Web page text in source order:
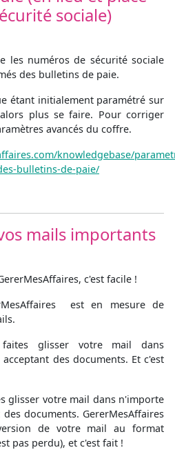
sociale)
les numéros de sécurité sociale
des bulletins de paie.
étant initialement paramétré sur
plus se faire. Pour corriger
avancés du coffre.
knowledgebase/
bulletins-de-paie/
mails importants
c'est facile !
est en mesure de
glisser votre mail dans
des documents. Et c'est
glisser votre mail dans n'importe
documents. GererMesAffaires
de votre mail au format
pas perdu), et c'est fait !